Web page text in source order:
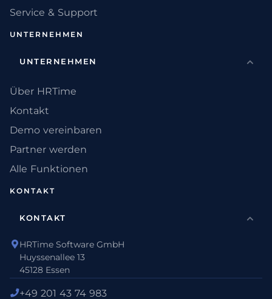
Service & Support
UNTERNEHMEN
UNTERNEHMEN
Über HRTime
Kontakt
Demo vereinbaren
Partner werden
Alle Funktionen
KONTAKT
KONTAKT
HRTime Software GmbH
Huyssenallee 13
45128 Essen
+49 201 43 74 983